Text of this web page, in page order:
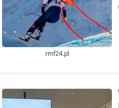
rmf24.pl